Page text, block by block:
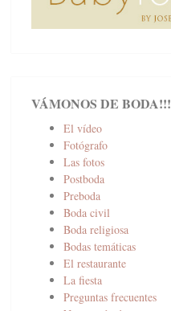
VÁMONOS DE BODA!!!
El vídeo
Fotógrafo
Las fotos
Postboda
Preboda
Boda civil
Boda religiosa
Bodas temáticas
El restaurante
La fiesta
Preguntas frecuentes